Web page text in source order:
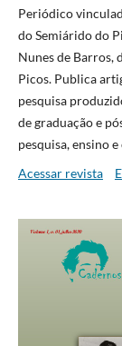
Periódico
do Semiárido do
Nunes de Barros,
Picos. Publica
pesquisa
de graduação e
pesquisa, ensino
Acessar revista